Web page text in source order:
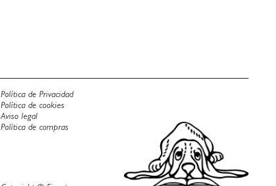
Política de Privacidad
Política de cookies
Aviso legal
Política de compras